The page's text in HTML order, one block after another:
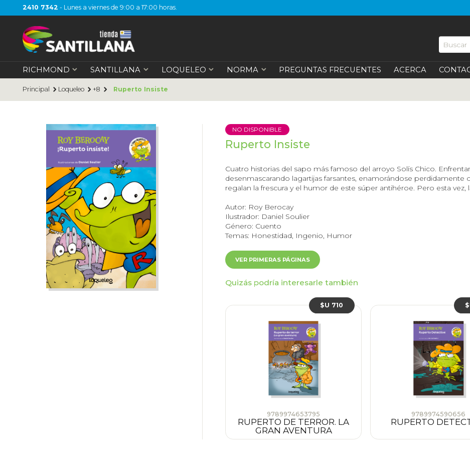
2410 7342 - Lunes a viernes de 9:00 a 17:00 horas.
RICHMOND SANTILLANA LOQUELEO NORMA PREGUNTAS FRECUENTES ACERCA
Principal Loqueleo +8 Ruperto Insiste
NO DISPONIBLE
Ruperto Insiste
Cuatro historias del sapo más famoso del arroyo Solís Chico.
desenmascarando lagartijas farsantes, enamorándose
regalan la frescura y el humor de este súper antihéroe. Pero esta vez,
Autor: Roy Berocay
Ilustrador: Daniel Soulier
Género: Cuento
Temas: Honestidad, Ingenio, Humor
VER PRIMERAS PÁGINAS
Quizás podría interesarle también
9789974653795
RUPERTO DE TERROR. LA
GRAN AVENTURA
$U 710
9789974590656
RUPERTO